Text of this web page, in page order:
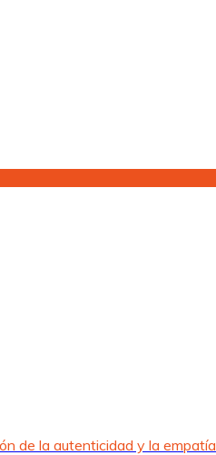
de la autenticidad y la empatía